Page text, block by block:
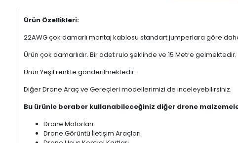
Ürün Özellikleri:
22AWG çok damarlı montaj kablosu standart jumperlara göre
Ürün çok damarlıdır. Bir adet rulo şeklinde ve 15 Metre gelmektedir.
Ürün Yeşil renkte gönderilmektedir.
Diğer Drone Araç ve Gereçleri modellerimizi de inceleyebilirsiniz.
Bu ürünle beraber kullanabileceğiniz diğer drone
Drone Motorları
Drone Görüntü İletişim Araçları